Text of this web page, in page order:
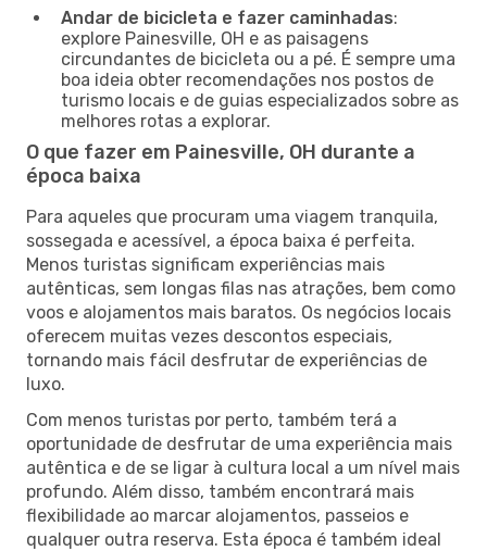
Andar de bicicleta e fazer caminhadas:
explore Painesville, OH e as paisagens
circundantes de bicicleta ou a pé. É sempre uma
boa ideia obter recomendações nos postos de
turismo locais e de guias especializados sobre as
melhores rotas a explorar.
O que fazer em Painesville, OH durante a
época baixa
Para aqueles que procuram uma viagem tranquila,
sossegada e acessível, a época baixa é perfeita.
Menos turistas significam experiências mais
autênticas, sem longas filas nas atrações, bem como
voos e alojamentos mais baratos. Os negócios locais
oferecem muitas vezes descontos especiais,
tornando mais fácil desfrutar de experiências de
luxo.
Com menos turistas por perto, também terá a
oportunidade de desfrutar de uma experiência mais
autêntica e de se ligar à cultura local a um nível mais
profundo. Além disso, também encontrará mais
flexibilidade ao marcar alojamentos, passeios e
qualquer outra reserva. Esta época é também ideal